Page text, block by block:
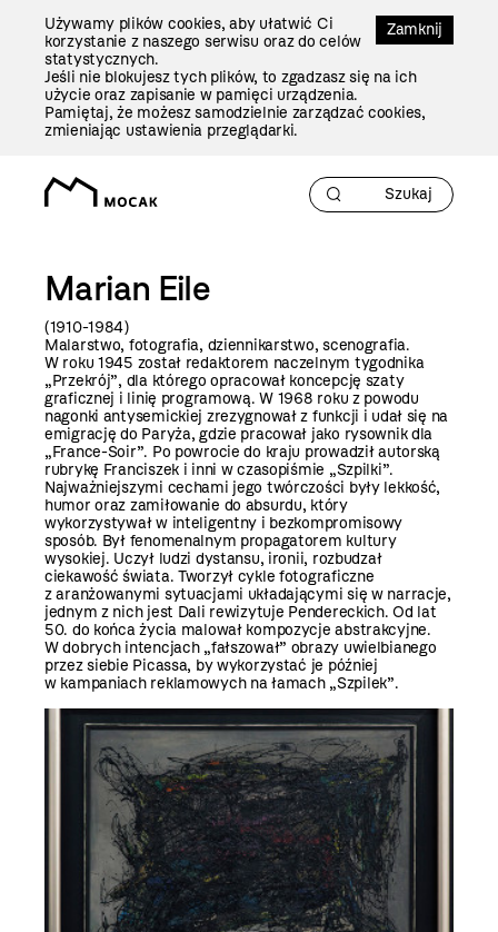
Zamknij
Używamy plików cookies, aby ułatwić Ci
korzystanie z naszego serwisu oraz do celów
statystycznych.
Jeśli nie blokujesz tych plików, to zgadzasz się na ich
użycie oraz zapisanie w pamięci urządzenia.
Pamiętaj, że możesz samodzielnie zarządzać cookies,
zmieniając ustawienia przeglądarki.
Marian Eile
(1910-1984)
Malarstwo, fotografia, dziennikarstwo, scenografia.
W roku 1945 został redaktorem naczelnym tygodnika
„Przekrój”, dla którego opracował koncepcję szaty
graficznej i linię programową. W 1968 roku z powodu
nagonki antysemickiej zrezygnował z funkcji i udał się na
emigrację do Paryża, gdzie pracował jako rysownik dla
„France-Soir”. Po powrocie do kraju prowadził autorską
rubrykę Franciszek i inni w czasopiśmie „Szpilki”.
Najważniejszymi cechami jego twórczości były lekkość,
humor oraz zamiłowanie do absurdu, który
wykorzystywał w inteligentny i bezkompromisowy
sposób. Był fenomenalnym propagatorem kultury
wysokiej. Uczył ludzi dystansu, ironii, rozbudzał
ciekawość świata. Tworzył cykle fotograficzne
z aranżowanymi sytuacjami układającymi się w narracje,
jednym z nich jest Dali rewizytuje Pendereckich. Od lat
50. do końca życia malował kompozycje abstrakcyjne.
W dobrych intencjach „fałszował” obrazy uwielbianego
przez siebie Picassa, by wykorzystać je później
w kampaniach reklamowych na łamach „Szpilek”.